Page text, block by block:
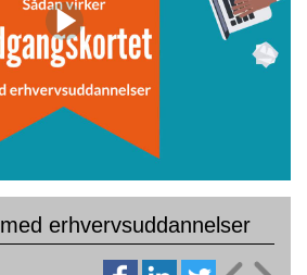
erhvervsuddannelser